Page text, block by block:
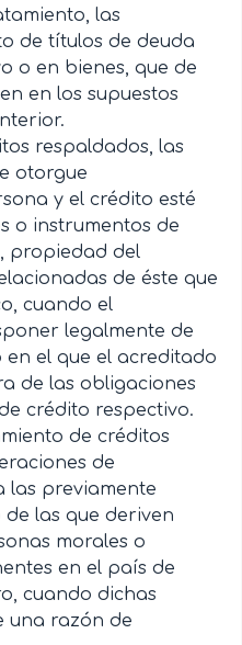
las
de títulos de deuda
o en bienes, que de
en los supuestos
respaldados, las
otorgue
y el crédito esté
o instrumentos de
propiedad del
de éste que
cuando el
legalmente de
en el que el acreditado
de las obligaciones
crédito respectivo.
de créditos
de
las previamente
las que deriven
morales o
en el país de
cuando dichas
una razón de